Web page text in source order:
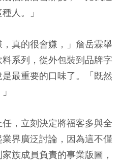
人。」
，真的很會嫌，」詹岳霖舉
系列，從外包裝到品牌字
最重要的口味了。「既然
，立刻決定將福客多與全
界廣泛討論，因為這不僅
族成員負責的事業版圖，